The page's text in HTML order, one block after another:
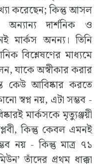
করেছেন; কিন্তু আসল
দার্শনিক ও
মার্কস অনন্য। তিনি
বিশ্লেষণের মাধ্যমে
যাকে অস্বীকার করার
কেউ আবিষ্কার করতে
স্বপ্ন নয়, এটা সম্ভব -
মার্কসকে মৃত্যুঞ্জয়ী
কিন্তু কেবল এমনই
নয় - কিন্তু মাত্র ৭১
তাঁদের প্রথম ধাক্কা